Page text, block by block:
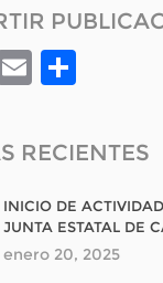
Email
RECIENTES
INICIO DE
JUNTA ESTATAL DE
enero 20, 2025